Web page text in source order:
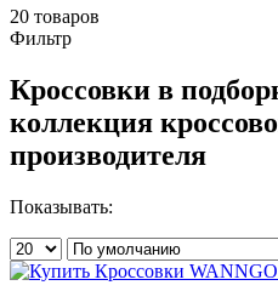
20 товаров
Фильтр
Кроссовки в
коллекция
производителя
Показывать: